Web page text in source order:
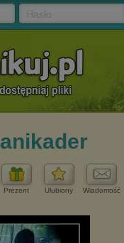
anikader
Prezent Ulubiony Wiadomość